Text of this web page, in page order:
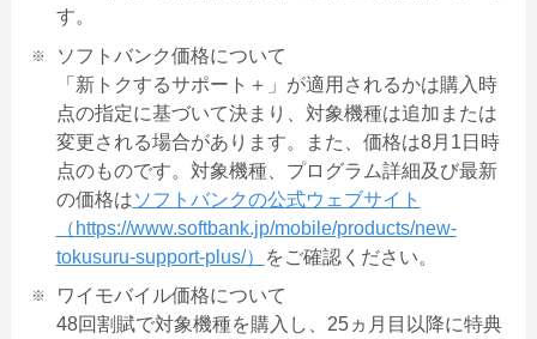
す。
ソフトバンク価格について
「新トクするサポート＋」が適用されるかは購入時
点の指定に基づいて決まり、対象機種は追加または
変更される場合があります。また、価格は8月1日時
点のものです。対象機種、プログラム詳細及び最新
の価格はソフトバンクの公式ウェブサイト
（https://www.softbank.jp/mobile/products/new-
tokusuru-support-plus/）
をご確認ください。
ワイモバイル価格について
48回割賦で対象機種を購入し、25ヵ月目以降に特典